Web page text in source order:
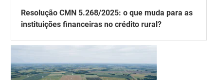
Resolução CMN 5.268/2025: o que muda para as
instituições financeiras no crédito rural?